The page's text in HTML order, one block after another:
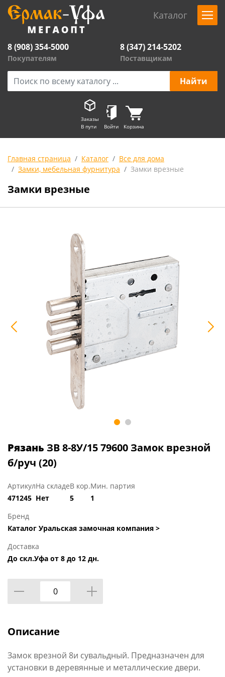
Каталог
8 (908) 354-5000
Покупателям
8 (347) 214-5202
Поставщикам
Заказы
В пути
Войти Корзина
Главная страница Каталог
Все для дома
Замки, мебельная фурнитура
Замки врезные
Замки врезные
Рязань ЗВ 8-8У/15 79600 Замок врезной
б/руч (20)
Артикул
471245
На складе
Нет
В кор.
5
Мин. партия
1
Бренд
Каталог Уральская замочная компания >
Доставка
До скл.Уфа от 8 до 12 дн.
Описание
Замок врезной 8и сувальдный. Предназначен для
установки в деревянные и металлические двери.